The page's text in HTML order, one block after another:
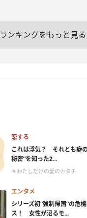
ランキングをもっと見る
恋する
これは浮気？ それとも癖
秘密”を知った2...
＃わたしだけの愛のカタチ
エンタメ
シリーズ初“強制帰国”の危
ス！ 女性が沼るモ...